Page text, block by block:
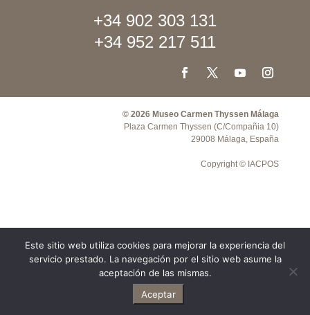
+34 902 303 131
+34 952 217 511
© 2026 Museo Carmen Thyssen Málaga
Plaza Carmen Thyssen (C/Compañia 10)
29008 Málaga, España
Copyright © IACPOS
Este sitio web utiliza cookies para mejorar la experiencia del
servicio prestado. La navegación por el sitio web asume la
aceptación de las mismas.
Aceptar